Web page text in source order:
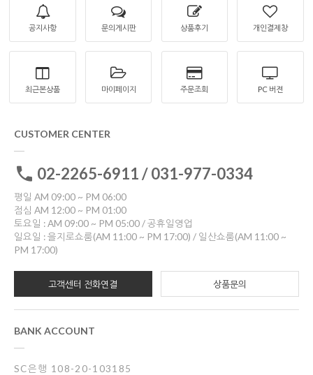
공지사항 문의게시판 상품후기 개인결제창
최근본상품 마이페이지 주문조회 PC 버젼
CUSTOMER CENTER
02-2265-6911 / 031-977-0334
평일 AM 09:00 ~ PM 06:00
점심 AM 12:00 ~ PM 01:00
토요일 : AM 09:00 ~ PM 05:00 / 공휴일영업
일요일 : 을지로쇼룸(AM 11:00 ~ PM 17:00) / 일산쇼룸(AM 11:00 ~
PM 17:00)
고객센터 전화연결 상품문의
BANK ACCOUNT
SC은행 108-20-103185